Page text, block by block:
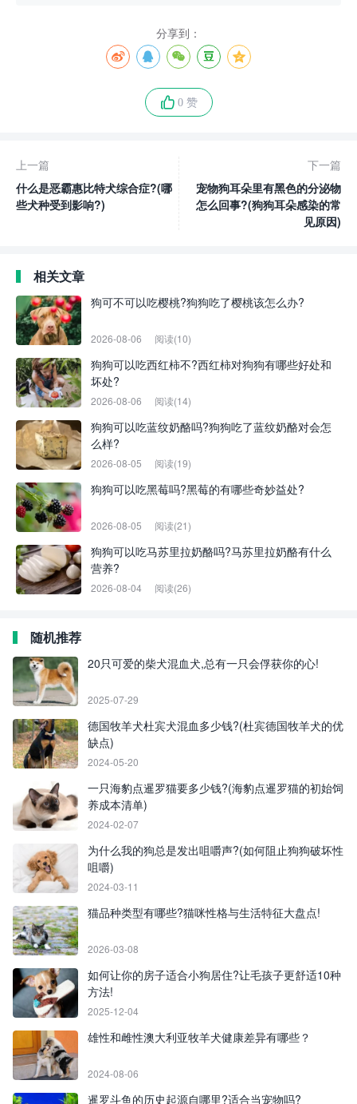
分享到：
0 赞
上一篇
什么是恶霸惠比特犬综合症?(哪
些犬种受到影响?)
下一篇
宠物狗耳朵里有黑色的分泌物
怎么回事?(狗狗耳朵感染的常
见原因)
相关文章
狗可不可以吃樱桃?狗狗吃了樱桃该怎么办?
2026-08-06 阅读(10)
狗狗可以吃西红柿不?西红柿对狗狗有哪些好处和
坏处?
2026-08-06 阅读(14)
狗狗可以吃蓝纹奶酪吗?狗狗吃了蓝纹奶酪对会怎
么样?
2026-08-05 阅读(19)
狗狗可以吃黑莓吗?黑莓的有哪些奇妙益处?
2026-08-05 阅读(21)
狗狗可以吃马苏里拉奶酪吗?马苏里拉奶酪有什么
营养?
2026-08-04 阅读(26)
随机推荐
20只可爱的柴犬混血犬,总有一只会俘获你的心!
2025-07-29
德国牧羊犬杜宾犬混血多少钱?(杜宾德国牧羊犬的优
缺点)
2024-05-20
一只海豹点暹罗猫要多少钱?(海豹点暹罗猫的初始饲
养成本清单)
2024-02-07
为什么我的狗总是发出咀嚼声?(如何阻止狗狗破坏性
咀嚼)
2024-03-11
猫品种类型有哪些?猫咪性格与生活特征大盘点!
2026-03-08
如何让你的房子适合小狗居住?让毛孩子更舒适10种
方法!
2025-12-04
雄性和雌性澳大利亚牧羊犬健康差异有哪些？
2024-08-06
暹罗斗鱼的历史起源自哪里?适合当宠物吗?